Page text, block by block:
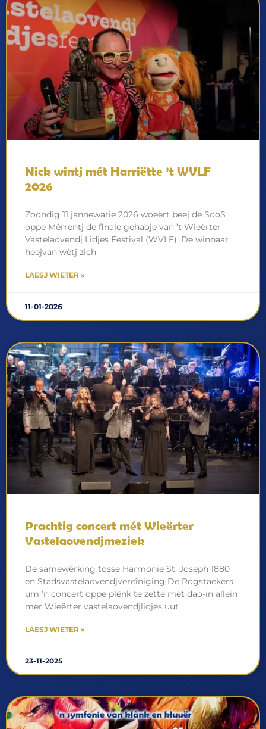
Nick wintj mét Harriëtte ’t WVLF
2026
Zoondig 11 jannewarie 2026 woeërt beej de SooS
oppe Mêrrentj de finale gehaoje van ’t Wieërter
Vastelaovendj Lidjes Festival (WVLF). De winnaar
heejvan wètj zich
LAESJ WIETER »
11-01-2026
Prachtig concert mét Wieërter
Vastelaovendjmeziek
De samewêrking tösse Harmonie St. Joseph 1880
en Stadsvastelaovendjvereîniging De Rogstaekers
um ’n concert oppe plênk te zette mét dao-in alleîn
mer Wieërter vastelaovendjlidjes uut
LAESJ WIETER »
23-11-2025